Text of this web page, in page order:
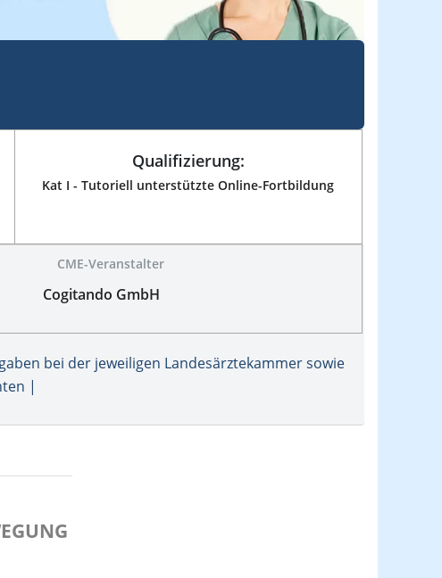
Qualifizierung:
Kat I - Tutoriell unterstützte Online-Fortbildung
CME-Veranstalter
Cogitando GmbH
bei der jeweiligen Landesärztekammer sowie
|